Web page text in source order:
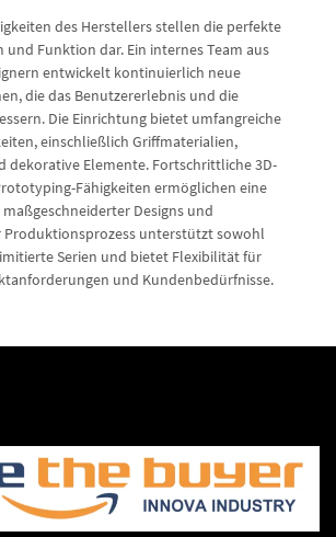
des Herstellers stellen die perfekte
Funktion dar. Ein internes Team aus
entwickelt kontinuierlich neue
die das Benutzererlebnis und die
Die Einrichtung bietet umfangreiche
einschließlich Griffmaterialien,
dekorative Elemente. Fortschrittliche 3D-
Fähigkeiten ermöglichen eine
Designs und
Produktionsprozess unterstützt sowohl
Serien und bietet Flexibilität für
und Kundenbedürfnisse.